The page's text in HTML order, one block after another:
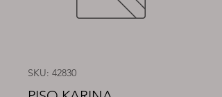
SKU: 42830